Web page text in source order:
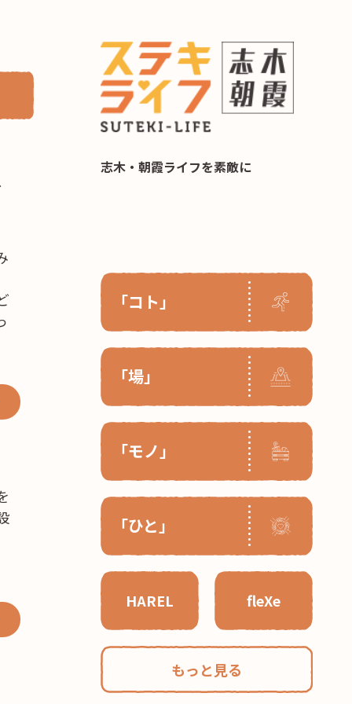
志木・朝霞ライフを素敵に
「コト」
「場」
「モノ」
「ひと」
HAREL fleXe
もっと見る